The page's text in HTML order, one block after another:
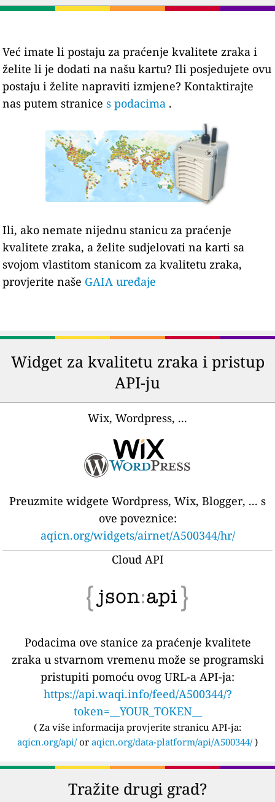
Već imate li postaju za praćenje kvalitete zraka i
želite li je dodati na našu kartu? Ili posjedujete ovu
postaju i želite napraviti izmjene? Kontaktirajte
nas putem stranices podacima .
Ili, ako nemate nijednu stanicu za praćenje
kvalitete zraka, a želite sudjelovati na karti sa
svojom vlastitom stanicom za kvalitetu zraka,
provjerite naše GAIA uređaje
Widget za kvalitetu zraka i pristup
API-ju
Wix, Wordpress, ...
Preuzmite widgete Wordpress, Wix, Blogger, ... s
ove poveznice:
aqicn.org/widgets/airnet/A500344/hr/
Cloud API
Podacima ove stanice za praćenje kvalitete
zraka u stvarnom vremenu može se programski
pristupiti pomoću ovog URL-a API-ja:
https://api.waqi.info/feed/A500344/?
token=__YOUR_TOKEN__
( Za više informacija provjerite stranicu API-ja:
aqicn.org/api/or aqicn.org/data-platform/api/A500344/)
Tražite drugi grad?